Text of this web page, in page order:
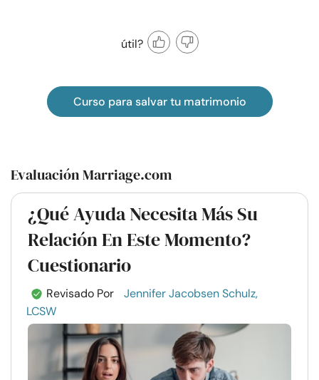
útil?
Curso para salvar tu matrimonio
Evaluación Marriage.com
¿Qué Ayuda Necesita Más Su
Relación En Este Momento?
Cuestionario
Revisado Por
Jennifer Jacobsen Schulz,
LCSW